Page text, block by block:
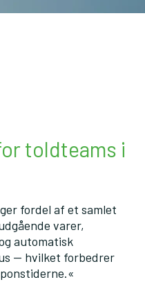
toldteams i
fordel af et samlet
varer,
automatisk
— hvilket forbedrer